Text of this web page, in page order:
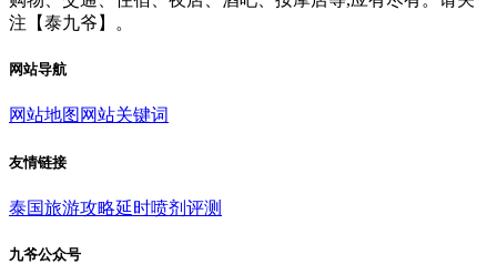
注【泰九爷】。
网站导航
网站地图 网站关键词
友情链接
泰国旅游攻略延时喷剂评测
九爷公众号